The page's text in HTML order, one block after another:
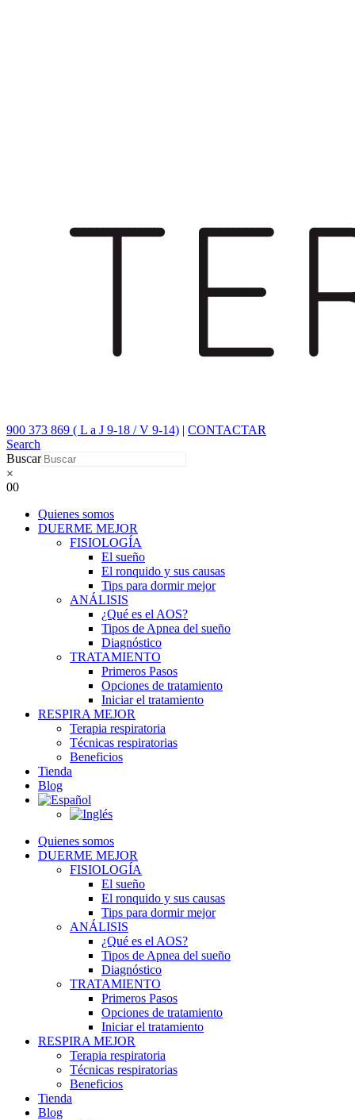
900 373 869 ( L a J 9-18 / V 9-14) | CONTACTAR
Search
Buscar
×
00
Quienes somos
DUERME MEJOR
FISIOLOGÍA
El sueño
El ronquido y sus causas
Tips para dormir mejor
ANÁLISIS
¿Qué es el AOS?
Tipos de Apnea del sueño
Diagnóstico
TRATAMIENTO
Primeros Pasos
Opciones de tratamiento
Iniciar el tratamiento
RESPIRA MEJOR
Terapia respiratoria
Técnicas respiratorias
Beneficios
Tienda
Blog
Quienes somos
DUERME MEJOR
FISIOLOGÍA
El sueño
El ronquido y sus causas
Tips para dormir mejor
ANÁLISIS
¿Qué es el AOS?
Tipos de Apnea del sueño
Diagnóstico
TRATAMIENTO
Primeros Pasos
Opciones de tratamiento
Iniciar el tratamiento
RESPIRA MEJOR
Terapia respiratoria
Técnicas respiratorias
Beneficios
Tienda
Blog